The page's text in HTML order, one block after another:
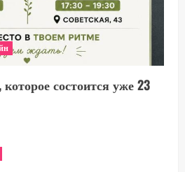
состоится уже 23